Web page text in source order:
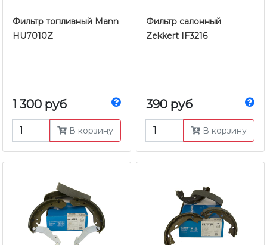
Фильтр топливный Mann
HU7010Z
1 300 руб
В корзину
Фильтр салонный
Zekkert IF3216
390 руб
В корзину